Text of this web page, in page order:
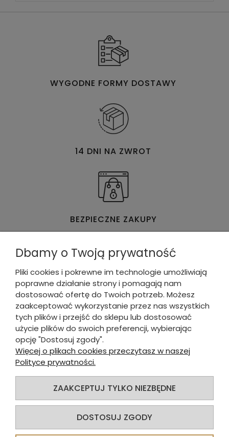
WYGODNE FORMY DOSTAWY
14 DNI NA ZWROT
BEZPIECZNE ZAKUPY
WYGODNE & SZYBKIE PŁATNOŚCI
DLA KUPUJĄCEGO
INFORMACJE O SKLEPIE
© 2025Alva Sp. z o.o.. Wszelkie prawa zastrzeżone.
Sklep internetowy Shoper.pl
Dbamy o Twoją prywatność
Pliki cookies i pokrewne im technologie umożliwiają
poprawne działanie strony i pomagają nam
dostosować ofertę do Twoich potrzeb. Możesz
zaakceptować wykorzystanie przez nas wszystkich
tych plików i przejść do sklepu lub dostosować
użycie plików do swoich preferencji, wybierając
opcję "Dostosuj zgody".
Więcej o plikach cookies przeczytasz w naszej
Polityce prywatności.
ZAAKCEPTUJ TYLKO NIEZBĘDNE
DOSTOSUJ ZGODY